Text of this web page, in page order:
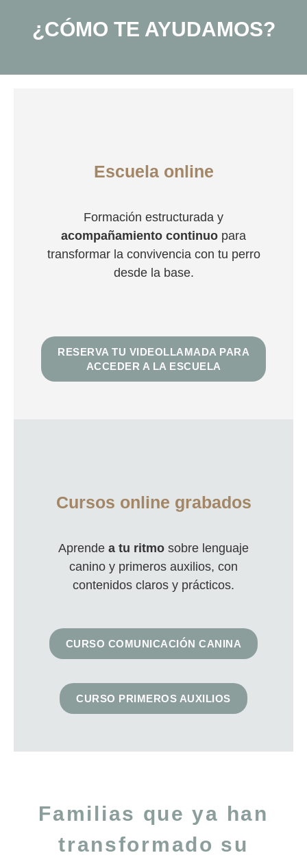
¿CÓMO TE AYUDAMOS?
Escuela online
Formación estructurada y
acompañamiento continuo para
transformar la convivencia con tu perro
desde la base.
RESERVA TU VIDEOLLAMADA PARA
ACCEDER A LA ESCUELA
Cursos online grabados
Aprende a tu ritmo sobre lenguaje
canino y primeros auxilios, con
contenidos claros y prácticos.
CURSO COMUNICACIÓN CANINA
CURSO PRIMEROS AUXILIOS
Familias que ya han
transformado su